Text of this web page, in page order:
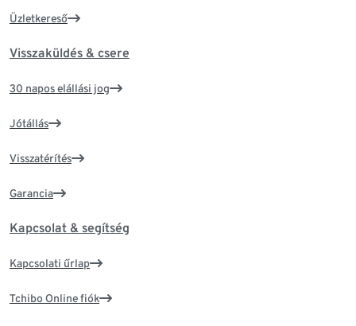
Üzletkereső
Visszaküldés & csere
30 napos elállási jog
Jótállás
Visszatérítés
Garancia
Kapcsolat & segítség
Kapcsolati űrlap
Tchibo Online fiók